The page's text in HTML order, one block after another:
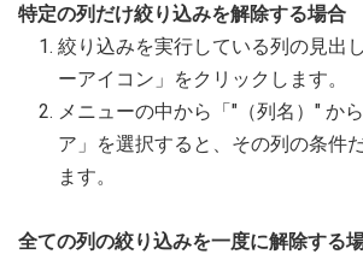
特定の列だけ絞り込みを解除する場合
絞り込みを実行している列の見出
ーアイコン」をクリックします。
メニューの中から「"（列名）" か
ア」を選択すると、その列の条件
ます。
全ての列の絞り込みを一度に解除する